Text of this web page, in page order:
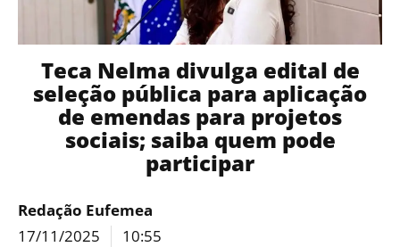
Teca Nelma divulga edital de
seleção pública para aplicação
de emendas para projetos
sociais; saiba quem pode
participar
Redação Eufemea
17/11/2025
10:55